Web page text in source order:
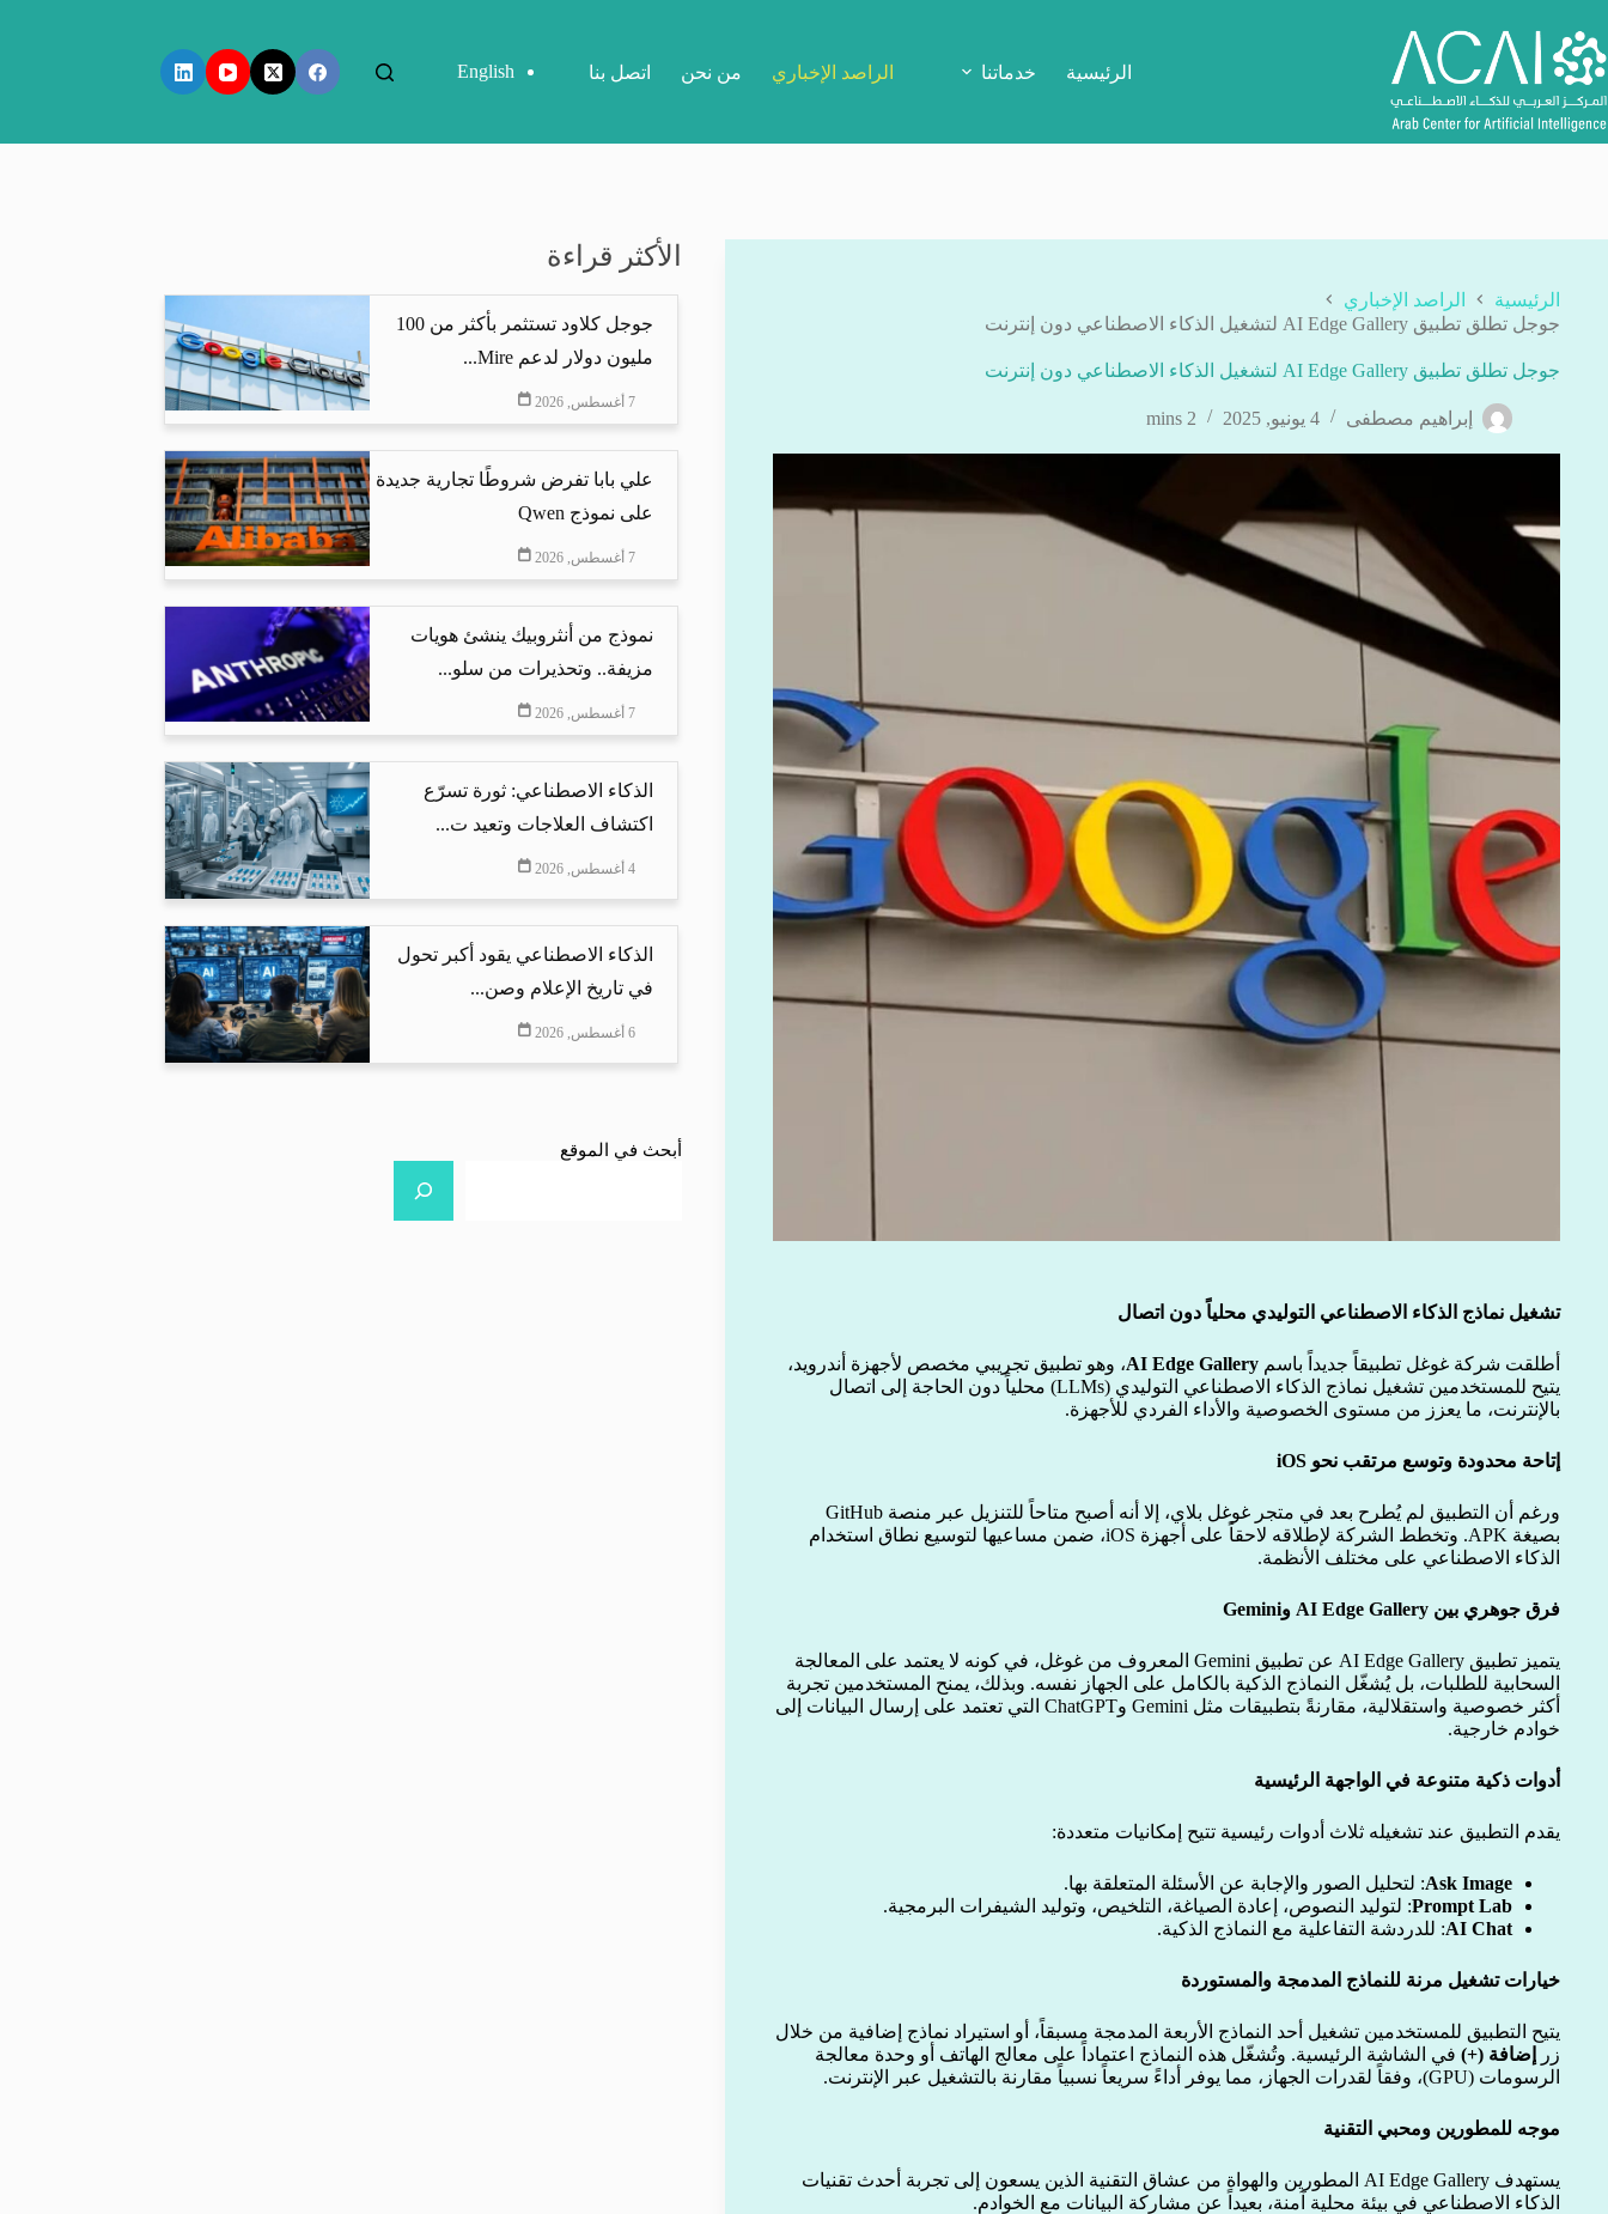
إلى
المحتوى
الرئيسية خدماتنا الراصد الإخباري من نحن اتصل بنا English
الرئيسية
الراصد الإخباري
جوجل تطلق تطبيق AI Edge Gallery لتشغيل الذكاء الاصطناعي دون إنترنت
جوجل تطلق تطبيق AI Edge Gallery لتشغيل الذكاء الاصطناعي دون إنترنت
إبراهيم مصطفى 4 يونيو, 2025 2 mins
تشغيل نماذج الذكاء الاصطناعي التوليدي محلياً دون اتصال
أطلقت شركة غوغل تطبيقاً جديداً باسم AI Edge Gallery، وهو تطبيق تجريبي مخصص لأجهزة أندرويد،
يتيح للمستخدمين تشغيل نماذج الذكاء الاصطناعي التوليدي (LLMs) محلياً دون الحاجة إلى اتصال
بالإنترنت، ما يعزز من مستوى الخصوصية والأداء الفردي للأجهزة.
إتاحة محدودة وتوسع مرتقب نحو iOS
ورغم أن التطبيق لم يُطرح بعد في متجر غوغل بلاي، إلا أنه أصبح متاحاً للتنزيل عبر منصة GitHub
بصيغة APK. وتخطط الشركة لإطلاقه لاحقاً على أجهزة iOS، ضمن مساعيها لتوسيع نطاق استخدام
الذكاء الاصطناعي على مختلف الأنظمة.
فرق جوهري بين AI Edge Gallery وGemini
يتميز تطبيق AI Edge Gallery عن تطبيق Gemini المعروف من غوغل، في كونه لا يعتمد على المعالجة
السحابية للطلبات، بل يُشغّل النماذج الذكية بالكامل على الجهاز نفسه. وبذلك، يمنح المستخدمين تجربة
أكثر خصوصية واستقلالية، مقارنةً بتطبيقات مثل Gemini وChatGPT التي تعتمد على إرسال البيانات إلى
خوادم خارجية.
أدوات ذكية متنوعة في الواجهة الرئيسية
يقدم التطبيق عند تشغيله ثلاث أدوات رئيسية تتيح إمكانيات متعددة:
Ask Image: لتحليل الصور والإجابة عن الأسئلة المتعلقة بها.
Prompt Lab: لتوليد النصوص، إعادة الصياغة، التلخيص، وتوليد الشيفرات البرمجية.
AI Chat: للدردشة التفاعلية مع النماذج الذكية.
خيارات تشغيل مرنة للنماذج المدمجة والمستوردة
يتيح التطبيق للمستخدمين تشغيل أحد النماذج الأربعة المدمجة مسبقاً، أو استيراد نماذج إضافية من خلال
زر
إضافة (+) في الشاشة الرئيسية. وتُشغّل هذه النماذج اعتماداً على معالج الهاتف أو وحدة معالجة
الرسومات (GPU)، وفقاً لقدرات الجهاز، مما يوفر أداءً سريعاً نسبياً مقارنة بالتشغيل عبر الإنترنت.
موجه للمطورين ومحبي التقنية
يستهدف AI Edge Gallery المطورين والهواة من عشاق التقنية الذين يسعون إلى تجربة أحدث تقنيات
الذكاء الاصطناعي في بيئة محلية آمنة، بعيداً عن مشاركة البيانات مع الخوادم.
الأكثر قراءة
جوجل كلاود تستثمر بأكثر من 100
مليون دولار لدعم Mire...
7 أغسطس, 2026
علي بابا تفرض شروطًا تجارية جديدة
على نموذج Qwen
7 أغسطس, 2026
نموذج من أنثروبيك ينشئ هويات
مزيفة.. وتحذيرات من سلو...
7 أغسطس, 2026
الذكاء الاصطناعي: ثورة تسرّع
اكتشاف العلاجات وتعيد ت...
4 أغسطس, 2026
الذكاء الاصطناعي يقود أكبر تحول
في تاريخ الإعلام وصن...
6 أغسطس, 2026
أبحث في الموقع